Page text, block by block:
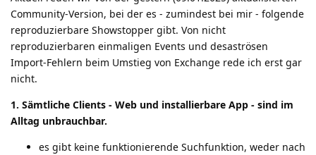
Community-Version, bei der es - zumindest bei mir - folgende
reproduzierbare Showstopper gibt. Von nicht
reproduzierbaren einmaligen Events und desaströsen
Import-Fehlern beim Umstieg von Exchange rede ich erst gar
nicht.
1. Sämtliche Clients - Web und installierbare App - sind im
Alltag unbrauchbar.
es gibt keine funktionierende Suchfunktion, weder nach